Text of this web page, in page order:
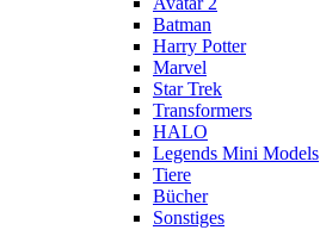
Batman
Harry Potter
Marvel
Star Trek
Transformers
HALO
Legends Mini Models
Tiere
Bücher
Sonstiges